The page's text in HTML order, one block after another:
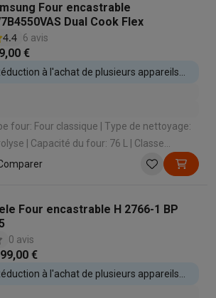
Four encastrable
Dual Cook Flex
4.4 6 avis
€
à l'achat de plusieurs appareils
Four classique | Type de nettoyage:
du four: 76 L | Classe
A+ | Type de cuisson: Convection
Four encastrable H 2766-1 BP
0 avis
€
à l'achat de plusieurs appareils